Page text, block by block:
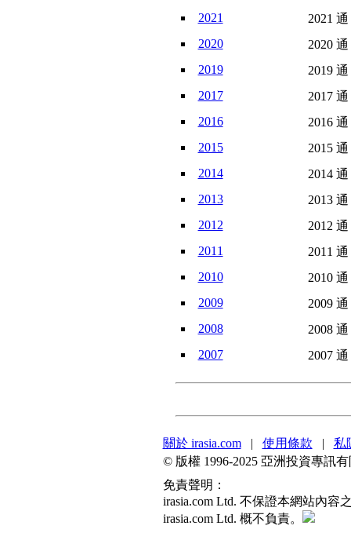
2021
2021
2020
2020
2019
2019
2017
2017
2016
2016
2015
2015
2014
2014
2013
2013
2012
2012
2011
2011
2010
2010
2009
2009
2008
2008
2007
2007
關於 irasia.com| 使用條款 | 私
© 版權 1996-2025 亞洲投資專訊
免責聲明：
irasia.com Ltd. 不保證本網站內
irasia.com Ltd. 概不負責。